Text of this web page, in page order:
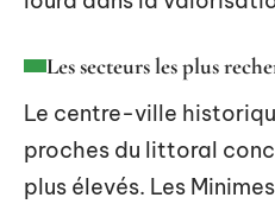
Les secteurs les plus
Le centre-ville
proches du littoral
plus élevés. Les